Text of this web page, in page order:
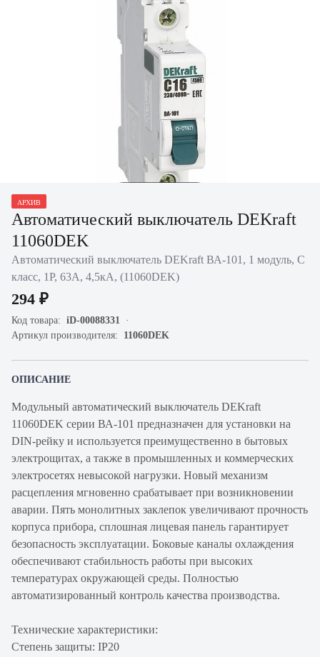
АРХИВ
Автоматический выключатель DEKraft
11060DEK
Автоматический выключатель DEKraft ВА-101, 1 модуль, C
класс, 1P, 63А, 4,5кА, (11060DEK)
294 ₽
Код товара: iD-00088331
Артикул производителя: 11060DEK
ОПИСАНИЕ
Модульный автоматический выключатель DEKraft
11060DEK серии ВА-101 предназначен для установки на
DIN-рейку и используется преимущественно в бытовых
электрощитах, а также в промышленных и коммерческих
электросетях невысокой нагрузки. Новый механизм
расцепления мгновенно срабатывает при возникновении
аварии. Пять монолитных заклепок увеличивают прочность
корпуса прибора, сплошная лицевая панель гарантирует
безопасность эксплуатации. Боковые каналы охлаждения
обеспечивают стабильность работы при высоких
температурах окружающей среды. Полностью
автоматизированный контроль качества производства.
Технические характеристики:
Степень защиты: IP20